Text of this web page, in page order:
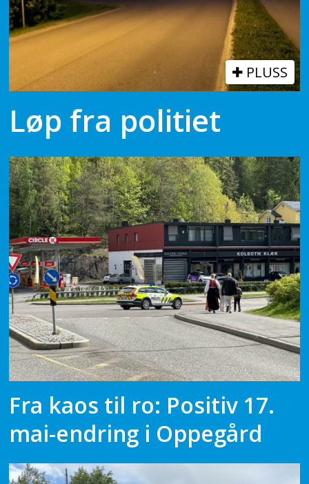
PLUSS
Løp fra politiet
Fra kaos til ro: Positiv 17.
mai-endring i Oppegård